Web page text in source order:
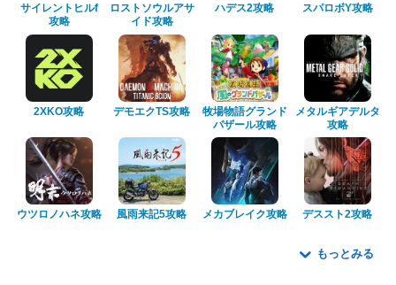
サイレントヒルf
攻略
ロストソウルアサ
イド攻略
ハデス2攻略 スパロボY攻略
2XKO攻略 デモエクTS攻略
牧場物語グランド
バザール攻略
メタルギアデルタ
攻略
ウツロノハネ攻略 風雨来記5攻略 メカブレイク攻略 デススト2攻略
もっとみる